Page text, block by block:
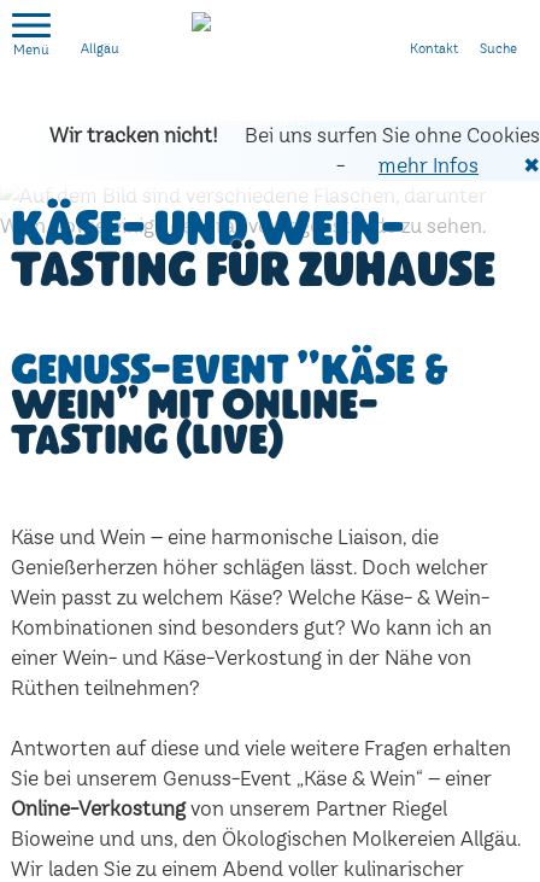
Allgäu
Wir tracken nicht!
Bei uns surfen Sie ohne Cookies
-
mehr Infos ✖
Käse- und Wein-
Tasting für zuhause
Genuss-Event "Käse &
Wein" mit Online-
Tasting (live)
Käse und Wein – eine harmonische Liaison, die
Genießerherzen höher schlägen lässt. Doch welcher
Wein passt zu welchem Käse? Welche Käse- & Wein-
Kombinationen sind besonders gut? Wo kann ich an
einer Wein- und Käse-Verkostung in der Nähe von
Rüthen teilnehmen?
Antworten auf diese und viele weitere Fragen erhalten
Sie bei unserem Genuss-Event „Käse & Wein“ – einer
Online-Verkostungvon unserem Partner Riegel
Bioweine und uns, den Ökologischen Molkereien Allgäu.
Wir laden Sie zu einem Abend voller kulinarischer